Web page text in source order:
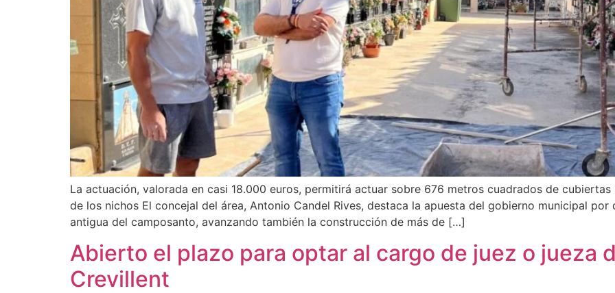
La actuación, valorada en casi 18.000 euros, permitirá actuar sobre 676 metros cuadrados de
de los nichos El concejal del área, Antonio Candel Rives, destaca la apuesta del gobierno municipal
antigua del camposanto, avanzando también la construcción de más de […]
Abierto el plazo para optar al cargo de juez o jueza
Crevillent